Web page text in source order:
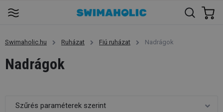
Swimaholic.hu Ruházat Fiú ruházat Nadrágok
Nadrágok
Szűrés paraméterek szerint